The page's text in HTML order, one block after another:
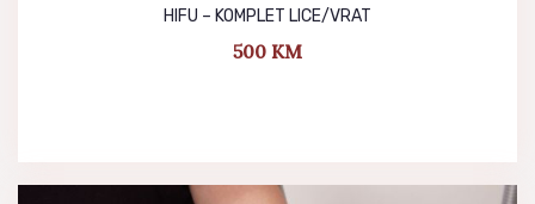
HIFU – KOMPLET LICE/VRAT
500 KM